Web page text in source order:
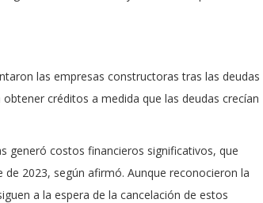
las empresas constructoras tras las deudas
créditos a medida que las deudas crecían
generó costos financieros significativos, que
2023, según afirmó. Aunque reconocieron la
a la espera de la cancelación de estos